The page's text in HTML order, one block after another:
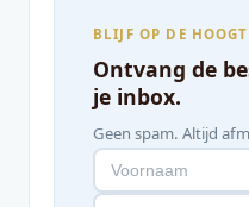
BLIJF OP DE
Ontvang de
je inbox.
Geen spam. Altijd